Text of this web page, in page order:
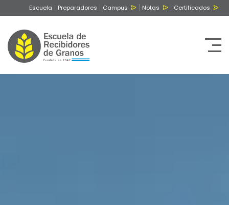
Escuela Preparadores Campus Notas Certificados